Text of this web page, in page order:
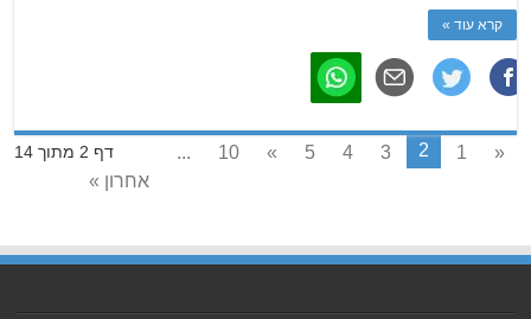
קרא עוד »
דף 2 מתוך 14 «
1
2
3
4
5
»
10
...
אחרון »